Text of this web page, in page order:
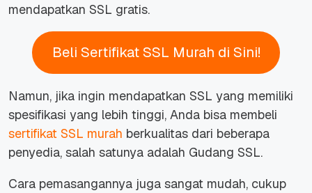
mendapatkan SSL gratis.
Beli Sertifikat SSL Murah di Sini!
Namun, jika ingin mendapatkan SSL yang memiliki
spesifikasi yang lebih tinggi, Anda bisa membeli
sertifikat SSL murah berkualitas dari beberapa
penyedia, salah satunya adalah Gudang SSL.
Cara pemasangannya juga sangat mudah, cukup